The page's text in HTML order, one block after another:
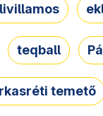
teqball
temető